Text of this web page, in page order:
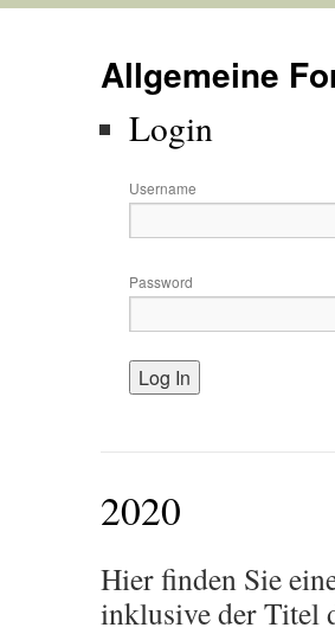
Allgemeine
Login
Username
Password
2020
Hier finden Sie
inklusive der Titel